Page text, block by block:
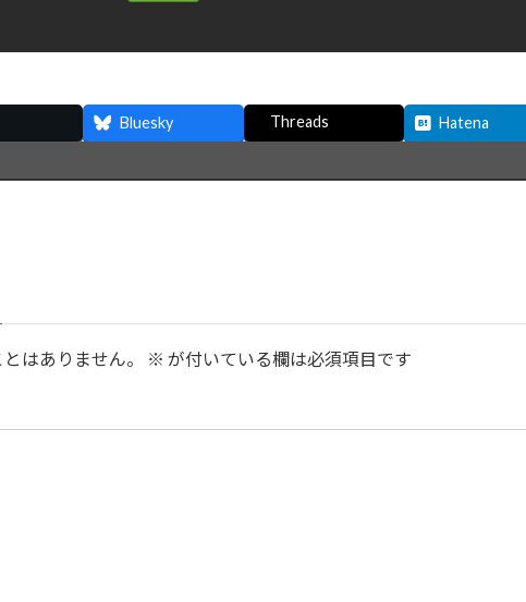
Bluesky Threads Hatena
はありません。 ※ が付いている欄は必須項目です